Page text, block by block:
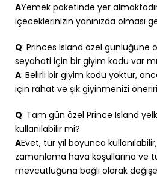
AYemek paketinde yer
içeceklerinizin yanınızda olması
Q: Princes Island özel günlüğüne
seyahati için bir giyim kodu var
A: Belirli bir giyim kodu yoktur,
için rahat ve şık giyinmenizi
Q: Tam gün özel Prince Island
kullanılabilir mi?
AEvet, tur yıl boyunca
zamanlama hava koşullarına ve
mevcutluğuna bağlı olarak